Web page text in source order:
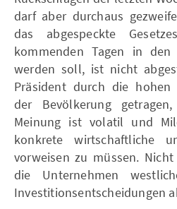
darf aber durchaus
das abgespeckte
kommenden Tagen in den
werden soll, ist nicht
Präsident durch die hohen
der Bevölkerung
Meinung ist volatil und
konkrete wirtschaftliche
vorweisen zu müssen.
die Unternehmen
Investitionsentscheidungen